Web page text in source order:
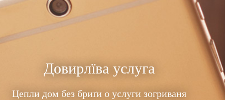
Довирлїва услуга
Цепли дом без бриґи о услуги зогриваня